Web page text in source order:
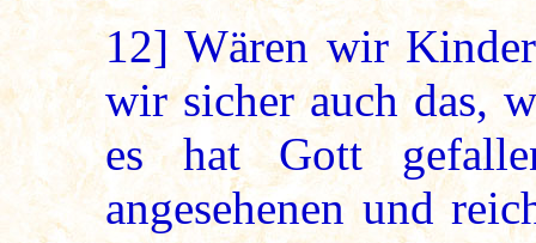
12] Wären wir
wir sicher auch das,
es hat Gott
angesehenen und